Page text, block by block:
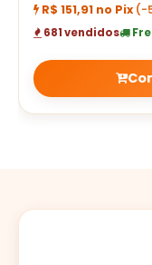
R$ 151,91 no Pix (-
681 vendidos